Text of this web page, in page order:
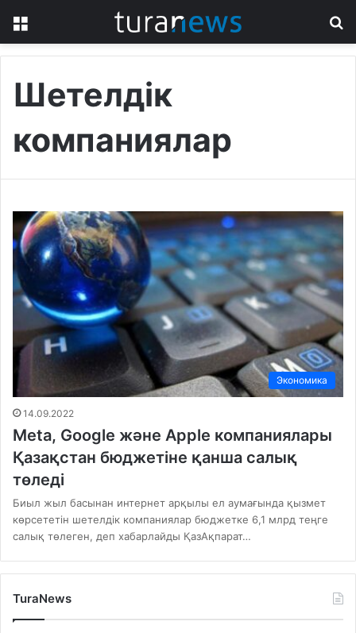
Шетелдік
компаниялар
Экономика
14.09.2022
Мeta, Google және Apple компаниялары
Қазақстан бюджетіне қанша салық
төледі
Биыл жыл басынан интернет арқылы ел аумағында қызмет
көрсететін шетелдік компаниялар бюджетке 6,1 млрд теңге
салық төлеген, деп хабарлайды ҚазАқпарат…
TuraNews